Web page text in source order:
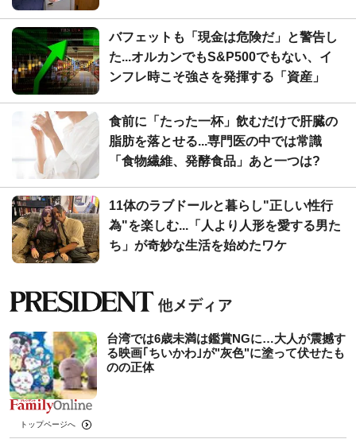
バフェットも「現金は危険だ」と警告し
た...オルカンでもS&P500でもない、イ
ンフレ時こそ強さを発揮する「資産」
食前に「たった一杯」飲むだけで肝臓の
脂肪を落とせる...専門医の中では常識
「食物繊維、発酵食品」あと一つは?
11体のラブドールと暮らし"正しい性行
為"を楽しむ...「人より人形を愛する男た
ち」が奇妙な生活を始めたワケ
台湾では6歳未満は鑑賞NGに…大人が震撼す
る映画｢ちいかわ｣が"灰色"に塗って伏せたも
のの正体
トップページへ